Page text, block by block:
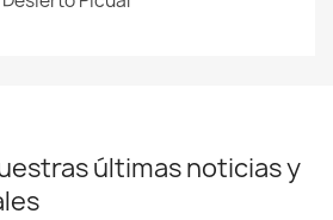
últimas noticias y